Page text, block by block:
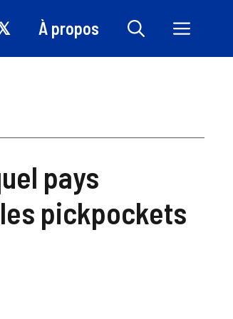
À propos
pays
pickpockets